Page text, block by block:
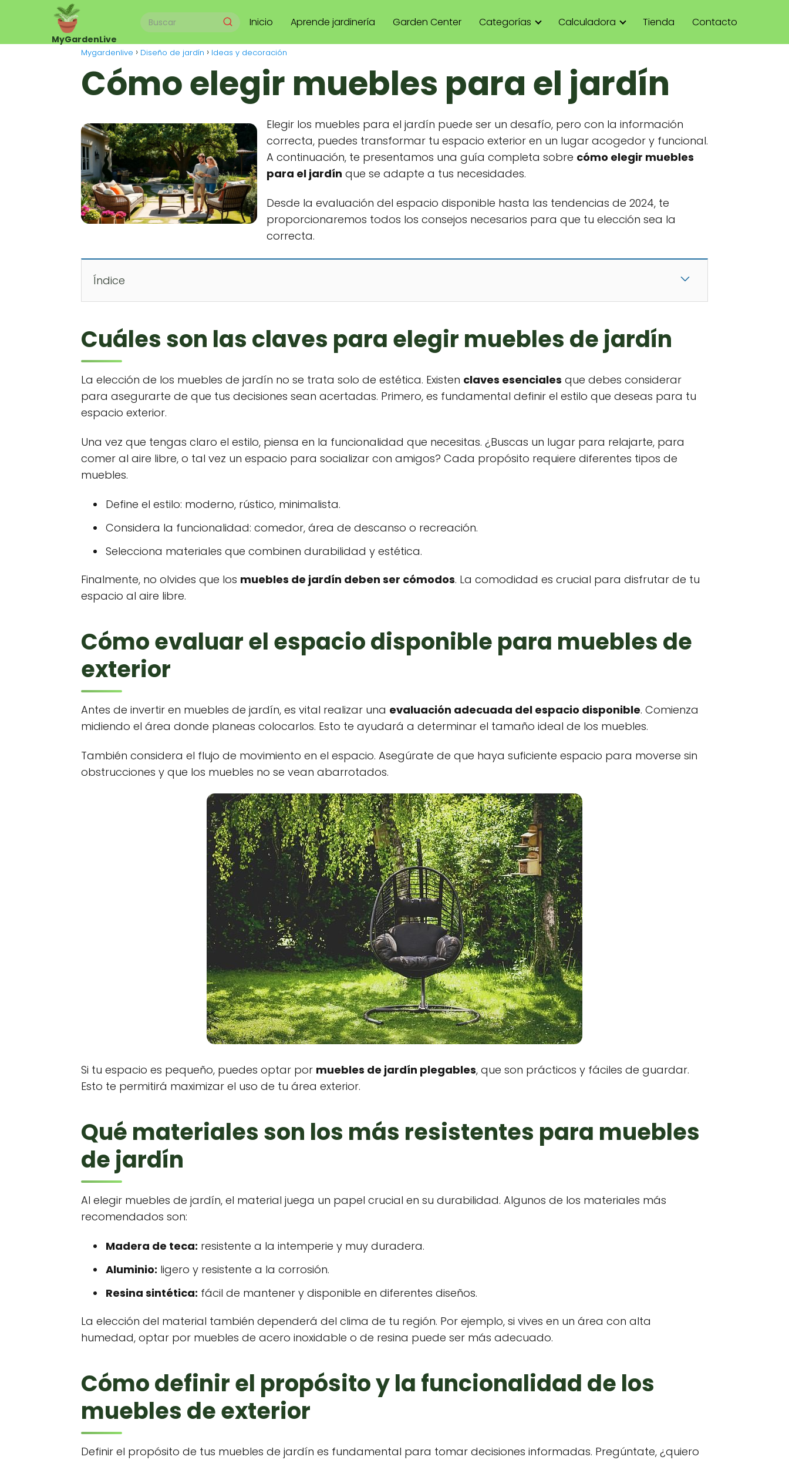
Inicio Aprende jardinería Garden Center Categorías Calculadora Tienda Contacto
Mygardenlive Diseño de jardín Ideas y decoración
Cómo elegir muebles para el jardín
Elegir los muebles para el jardín puede ser un desafío, pero con la información
correcta, puedes transformar tu espacio exterior en un lugar acogedor y funcional.
A continuación, te presentamos una guía completa sobre cómo elegir muebles
para el jardín que se adapte a tus necesidades.
Desde la evaluación del espacio disponible hasta las tendencias de 2024, te
proporcionaremos todos los consejos necesarios para que tu elección sea la
correcta.
Índice
Cuáles son las claves para elegir muebles de jardín
La elección de los muebles de jardín no se trata solo de estética. Existen claves esenciales que debes considerar
para asegurarte de que tus decisiones sean acertadas. Primero, es fundamental definir el estilo que deseas para tu
espacio exterior.
Una vez que tengas claro el estilo, piensa en la funcionalidad que necesitas. ¿Buscas un lugar para relajarte, para
comer al aire libre, o tal vez un espacio para socializar con amigos? Cada propósito requiere diferentes tipos de
muebles.
Define el estilo: moderno, rústico, minimalista.
Considera la funcionalidad: comedor, área de descanso o recreación.
Selecciona materiales que combinen durabilidad y estética.
Finalmente, no olvides que los muebles de jardín deben ser cómodos. La comodidad es crucial para disfrutar de tu
espacio al aire libre.
Cómo evaluar el espacio disponible para muebles de
exterior
Antes de invertir en muebles de jardín, es vital realizar una evaluación adecuada del espacio disponible. Comienza
midiendo el área donde planeas colocarlos. Esto te ayudará a determinar el tamaño ideal de los muebles.
También considera el flujo de movimiento en el espacio. Asegúrate de que haya suficiente espacio para moverse sin
obstrucciones y que los muebles no se vean abarrotados.
Si tu espacio es pequeño, puedes optar por muebles de jardín plegables, que son prácticos y fáciles de guardar.
Esto te permitirá maximizar el uso de tu área exterior.
Qué materiales son los más resistentes para muebles
de jardín
Al elegir muebles de jardín, el material juega un papel crucial en su durabilidad. Algunos de los materiales más
recomendados son:
Madera de teca: resistente a la intemperie y muy duradera.
Aluminio: ligero y resistente a la corrosión.
Resina sintética: fácil de mantener y disponible en diferentes diseños.
La elección del material también dependerá del clima de tu región. Por ejemplo, si vives en un área con alta
humedad, optar por muebles de acero inoxidable o de resina puede ser más adecuado.
Cómo definir el propósito y la funcionalidad de los
muebles de exterior
Definir el propósito de tus muebles de jardín es fundamental para tomar decisiones informadas. Pregúntate, ¿quiero